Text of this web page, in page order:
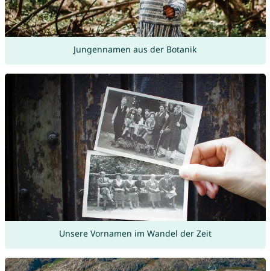
Jungennamen aus der Botanik
Unsere Vornamen im Wandel der Zeit